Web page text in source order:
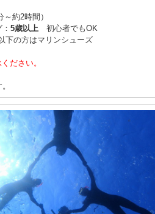
～約2時間）
5歳以上 初心者でもOK
下の方はマリンシューズ
ださい。